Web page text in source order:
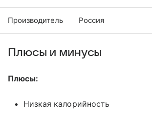
Производитель Россия
Плюсы и минусы
Плюсы:
Низкая калорийность